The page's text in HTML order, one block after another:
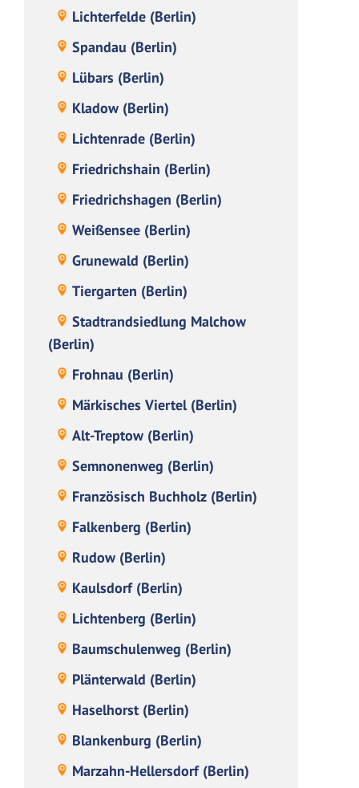
Lichterfelde (Berlin)
Spandau (Berlin)
Lübars (Berlin)
Kladow (Berlin)
Lichtenrade (Berlin)
Friedrichshain (Berlin)
Friedrichshagen (Berlin)
Weißensee (Berlin)
Grunewald (Berlin)
Tiergarten (Berlin)
Stadtrandsiedlung Malchow
(Berlin)
Frohnau (Berlin)
Märkisches Viertel (Berlin)
Alt-Treptow (Berlin)
Semnonenweg (Berlin)
Französisch Buchholz (Berlin)
Falkenberg (Berlin)
Rudow (Berlin)
Kaulsdorf (Berlin)
Lichtenberg (Berlin)
Baumschulenweg (Berlin)
Plänterwald (Berlin)
Haselhorst (Berlin)
Blankenburg (Berlin)
Marzahn-Hellersdorf (Berlin)